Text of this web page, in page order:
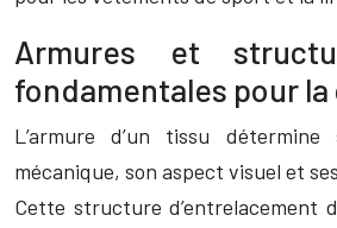
Armures et
fondamentales pour
L’armure d’un tissu détermine
mécanique, son aspect visuel et
Cette structure d’entrelacement